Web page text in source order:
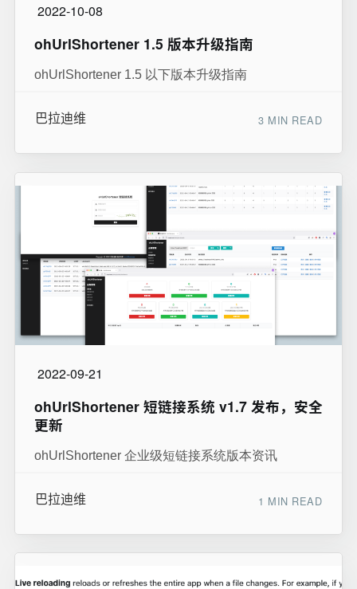
2022-10-08
ohUrlShortener 1.5 版本升级指南
ohUrlShortener 1.5 以下版本升级指南
巴拉迪维 3 MIN READ
2022-09-21
ohUrlShortener 短链接系统 v1.7 发布，安全
更新
ohUrlShortener 企业级短链接系统版本资讯
巴拉迪维 1 MIN READ